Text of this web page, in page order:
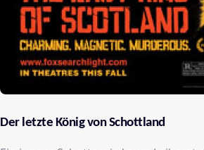
Der letzte König von Schottland